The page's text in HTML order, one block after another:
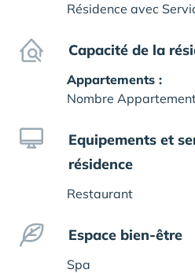
Résidence avec
Capacité de la
Appartements :
Nombre
Equipements et
résidence
Restaurant
Espace bien-être
Spa